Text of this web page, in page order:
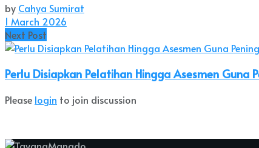
by Cahya Sumirat
1 March 2026
Next Post
Perlu Disiapkan Pelatihan Hingga Asesmen
Please login to join discussion